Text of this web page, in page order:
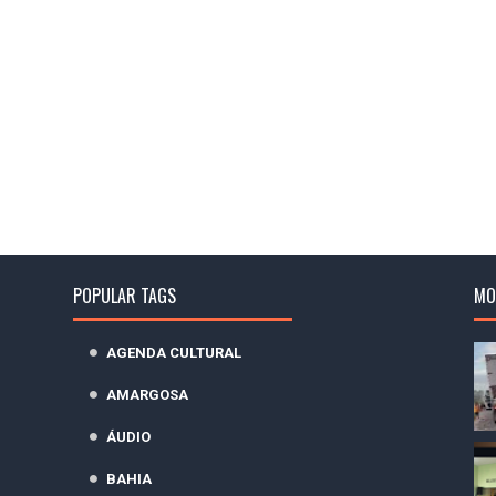
POPULAR TAGS
AGENDA CULTURAL
AMARGOSA
ÁUDIO
BAHIA